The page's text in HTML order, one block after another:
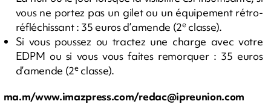
vous ne portez pas un gilet ou un équipement rétro-
réfléchissant : 35 euros d’amende (2eclasse).
Si vous poussez ou tractez une charge avec votre
EDPM ou si vous vous faites remorquer : 35 euros
d’amende (2eclasse).
ma.m/www.imazpress.com/redac@ipreunion.com